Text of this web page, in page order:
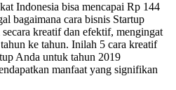
Indonesia bisa mencapai Rp 144
bagaimana cara bisnis Startup
kreatif dan efektif, mengingat
ke tahun. Inilah 5 cara kreatif
Anda untuk tahun 2019
manfaat yang signifikan